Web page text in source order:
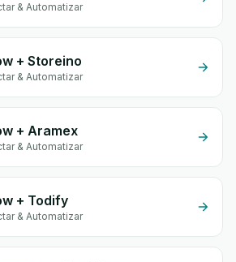
& Automatizar
+ Storeino
& Automatizar
+ Aramex
& Automatizar
+ Todify
& Automatizar